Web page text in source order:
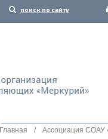
поиск по сайту
Главная / Ассоциация